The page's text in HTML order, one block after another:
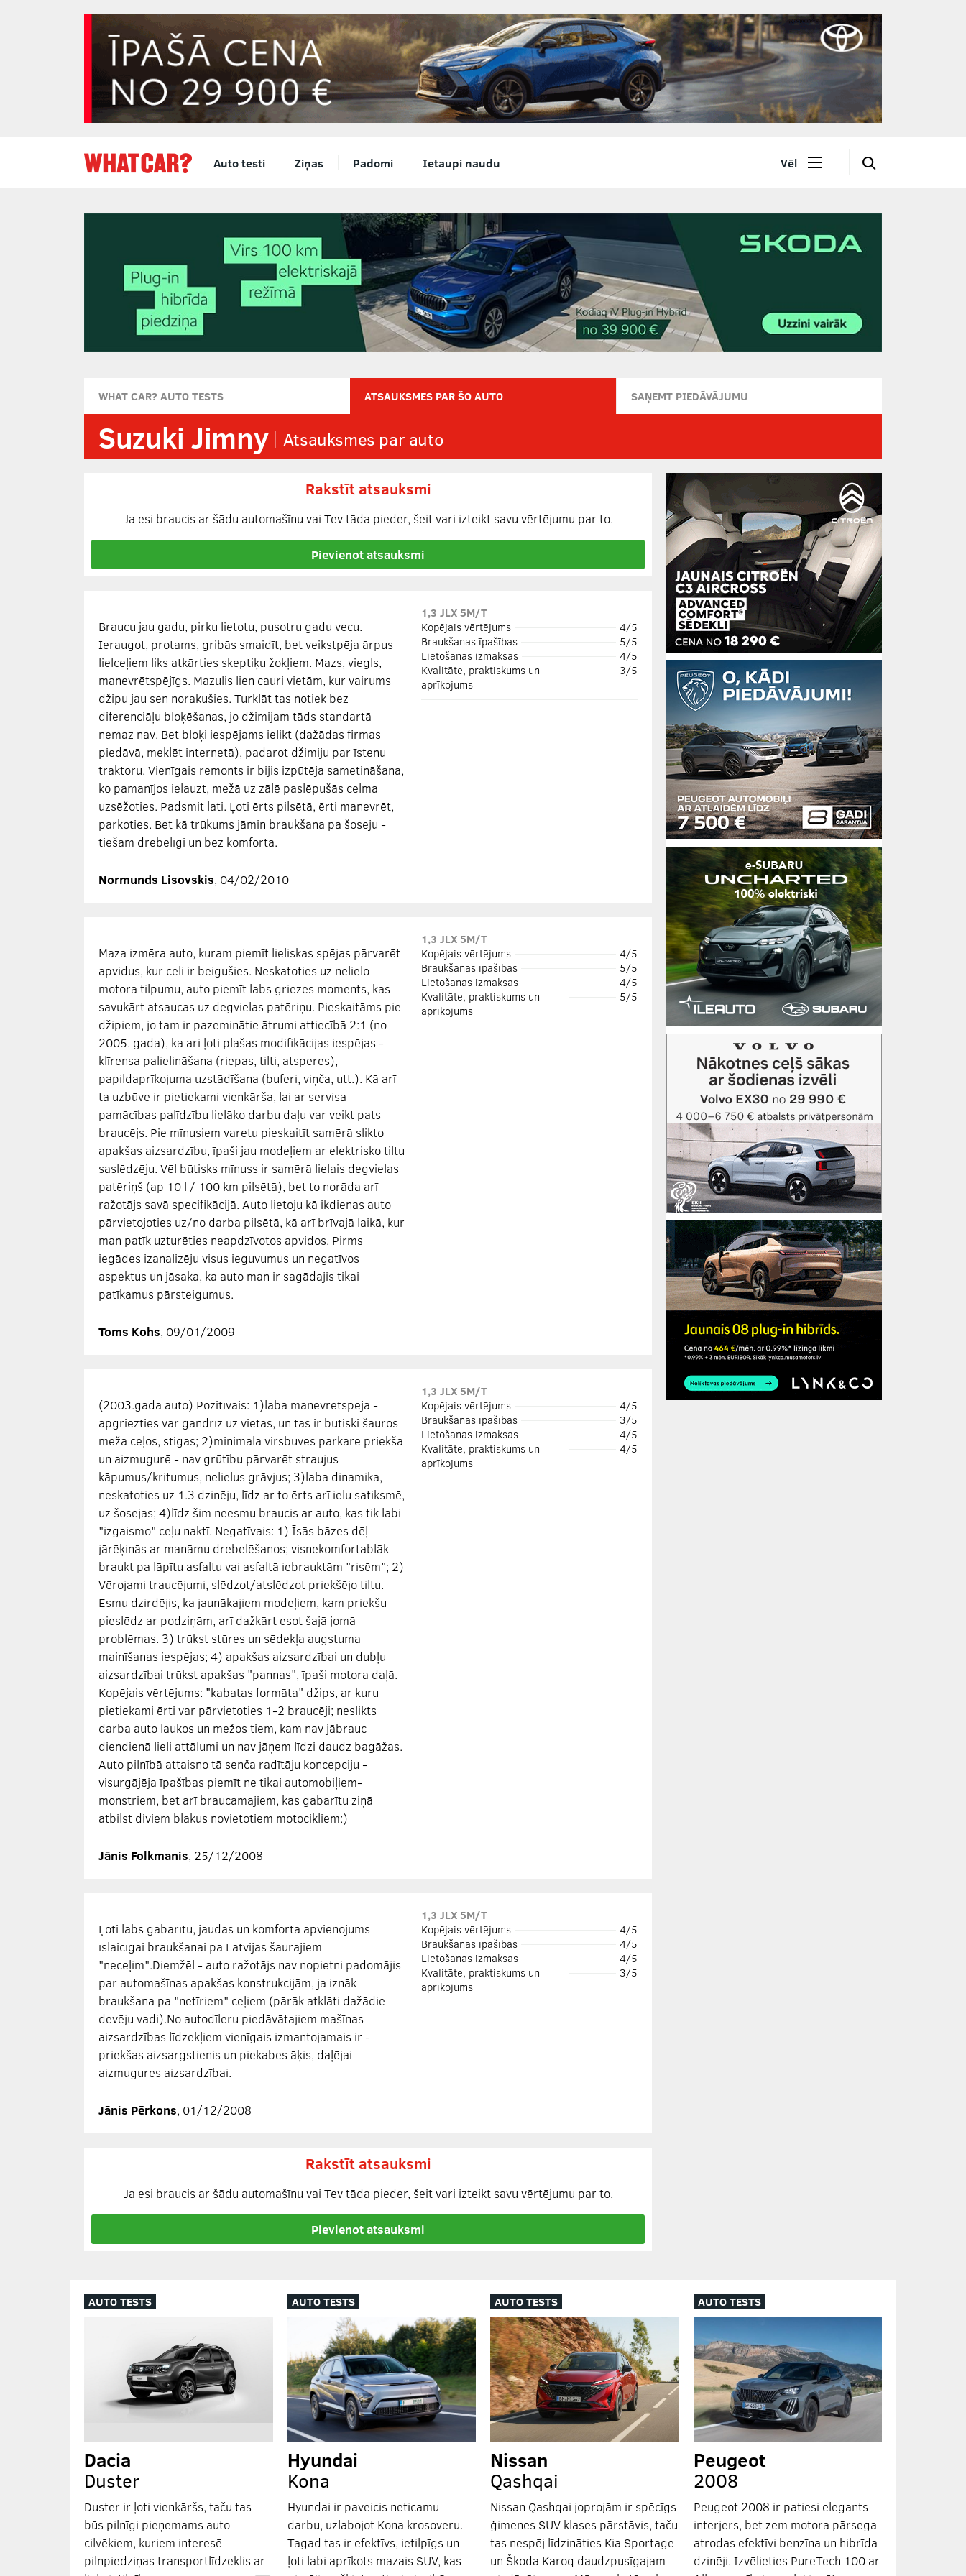
Auto testi Ziņas Padomi Ietaupi naudu Vēl 🔎
WHAT CAR? AUTO TESTS ATSAUKSMES PAR ŠO AUTO SAŅEMT PIEDĀVĀJUMU
Suzuki Jimny Atsauksmes par auto
Rakstīt atsauksmi
Ja esi braucis ar šādu automašīnu vai Tev tāda pieder, šeit vari izteikt savu vērtējumu par to.
Pievienot atsauksmi
1,3 JLX 5M/T
Kopējais vērtējums
4/5
Braukšanas īpašības
5/5
Lietošanas izmaksas
4/5
Kvalitāte, praktiskums un
aprīkojums
3/5
Braucu jau gadu, pirku lietotu, pusotru gadu vecu.
Ieraugot, protams, gribās smaidīt, bet veikstpēja ārpus
lielceļiem liks atkārties skeptiķu žokļiem. Mazs, viegls,
manevrētspējīgs. Mazulis lien cauri vietām, kur vairums
džipu jau sen norakušies. Turklāt tas notiek bez
diferenciāļu bloķēšanas, jo džimijam tāds standartā
nemaz nav. Bet bloķi iespējams ielikt (dažādas firmas
piedāvā, meklēt internetā), padarot džimiju par īstenu
traktoru. Vienīgais remonts ir bijis izpūtēja sametināšana,
ko pamanījos ielauzt, mežā uz zālē paslēpušās celma
uzsēžoties. Padsmit lati. Ļoti ērts pilsētā, ērti manevrēt,
parkoties. Bet kā trūkums jāmin braukšana pa šoseju -
tiešām drebelīgi un bez komforta.
Normunds Lisovskis, 04/02/2010
1,3 JLX 5M/T
Kopējais vērtējums
4/5
Braukšanas īpašības
5/5
Lietošanas izmaksas
4/5
Kvalitāte, praktiskums un
aprīkojums
5/5
Maza izmēra auto, kuram piemīt lieliskas spējas pārvarēt
apvidus, kur celi ir beigušies. Neskatoties uz nelielo
motora tilpumu, auto piemīt labs griezes moments, kas
savukārt atsaucas uz degvielas patēriņu. Pieskaitāms pie
džipiem, jo tam ir pazeminātie ātrumi attiecībā 2:1 (no
2005. gada), ka ari ļoti plašas modifikācijas iespējas -
klīrensa palielināšana (riepas, tilti, atsperes),
papildaprīkojuma uzstādīšana (buferi, viņča, utt.). Kā arī
ta uzbūve ir pietiekami vienkārša, lai ar servisa
pamācības palīdzību lielāko darbu daļu var veikt pats
braucējs. Pie mīnusiem varetu pieskaitīt samērā slikto
apakšas aizsardzību, īpaši jau modeļiem ar elektrisko tiltu
saslēdzēju. Vēl būtisks mīnuss ir samērā lielais degvielas
patēriņš (ap 10 l / 100 km pilsētā), bet to norāda arī
ražotājs savā specifikācijā. Auto lietoju kā ikdienas auto
pārvietojoties uz/no darba pilsētā, kā arī brīvajā laikā, kur
man patīk uzturēties neapdzīvotos apvidos. Pirms
iegādes izanalizēju visus ieguvumus un negatīvos
aspektus un jāsaka, ka auto man ir sagādajis tikai
patīkamus pārsteigumus.
Toms Kohs, 09/01/2009
1,3 JLX 5M/T
Kopējais vērtējums
4/5
Braukšanas īpašības
3/5
Lietošanas izmaksas
4/5
Kvalitāte, praktiskums un
aprīkojums
4/5
(2003.gada auto) Pozitīvais: 1)laba manevrētspēja -
apgriezties var gandrīz uz vietas, un tas ir būtiski šauros
meža ceļos, stigās; 2)minimāla virsbūves pārkare priekšā
un aizmugurē - nav grūtību pārvarēt straujus
kāpumus/kritumus, nelielus grāvjus; 3)laba dinamika,
neskatoties uz 1.3 dzinēju, līdz ar to ērts arī ielu satiksmē,
uz šosejas; 4)līdz šim neesmu braucis ar auto, kas tik labi
"izgaismo" ceļu naktī. Negatīvais: 1) Īsās bāzes dēļ
jārēķinās ar manāmu drebelēšanos; visnekomfortablāk
braukt pa lāpītu asfaltu vai asfaltā iebrauktām "risēm"; 2)
Vērojami traucējumi, slēdzot/atslēdzot priekšējo tiltu.
Esmu dzirdējis, ka jaunākajiem modeļiem, kam priekšu
pieslēdz ar podziņām, arī dažkārt esot šajā jomā
problēmas. 3) trūkst stūres un sēdekļa augstuma
mainīšanas iespējas; 4) apakšas aizsardzībai un dubļu
aizsardzībai trūkst apakšas "pannas", īpaši motora daļā.
Kopējais vērtējums: "kabatas formāta" džips, ar kuru
pietiekami ērti var pārvietoties 1-2 braucēji; neslikts
darba auto laukos un mežos tiem, kam nav jābrauc
diendienā lieli attālumi un nav jāņem līdzi daudz bagāžas.
Auto pilnībā attaisno tā senča radītāju koncepciju -
visurgājēja īpašības piemīt ne tikai automobiļiem-
monstriem, bet arī braucamajiem, kas gabarītu ziņā
atbilst diviem blakus novietotiem motocikliem:)
Jānis Folkmanis, 25/12/2008
1,3 JLX 5M/T
Kopējais vērtējums
4/5
Braukšanas īpašības
4/5
Lietošanas izmaksas
4/5
Kvalitāte, praktiskums un
aprīkojums
3/5
Ļoti labs gabarītu, jaudas un komforta apvienojums
īslaicīgai braukšanai pa Latvijas šaurajiem
"neceļim".Diemžēl - auto ražotājs nav nopietni padomājis
par automašīnas apakšas konstrukcijām, ja iznāk
braukšana pa "netīriem" ceļiem (pārāk atklāti dažādie
devēju vadi).No autodīleru piedāvātajiem mašīnas
aizsardzības līdzekļiem vienīgais izmantojamais ir -
priekšas aizsargstienis un piekabes āķis, daļējai
aizmugures aizsardzībai.
Jānis Pērkons, 01/12/2008
Rakstīt atsauksmi
Ja esi braucis ar šādu automašīnu vai Tev tāda pieder, šeit vari izteikt savu vērtējumu par to.
Pievienot atsauksmi
AUTO TESTS
Dacia
Duster
Duster ir ļoti vienkāršs, taču tas
būs pilnīgi pieņemams auto
cilvēkiem, kuriem interesē
pilnpiedziņas transportlīdzeklis ar
AUTO TESTS
Hyundai
Kona
Hyundai ir paveicis neticamu
darbu, uzlabojot Kona krosoveru.
Tagad tas ir efektīvs, ietilpīgs un
ļoti labi aprīkots mazais SUV, kas
AUTO TESTS
Nissan
Qashqai
Nissan Qashqai joprojām ir spēcīgs
ģimenes SUV klases pārstāvis, taču
tas nespēj līdzināties Kia Sportage
un Škoda Karoq daudzpusīgajam
AUTO TESTS
Peugeot
2008
Peugeot 2008 ir patiesi elegants
interjers, bet zem motora pārsega
atrodas efektīvi benzīna un hibrīda
dzinēji. Izvēlieties PureTech 100 ar